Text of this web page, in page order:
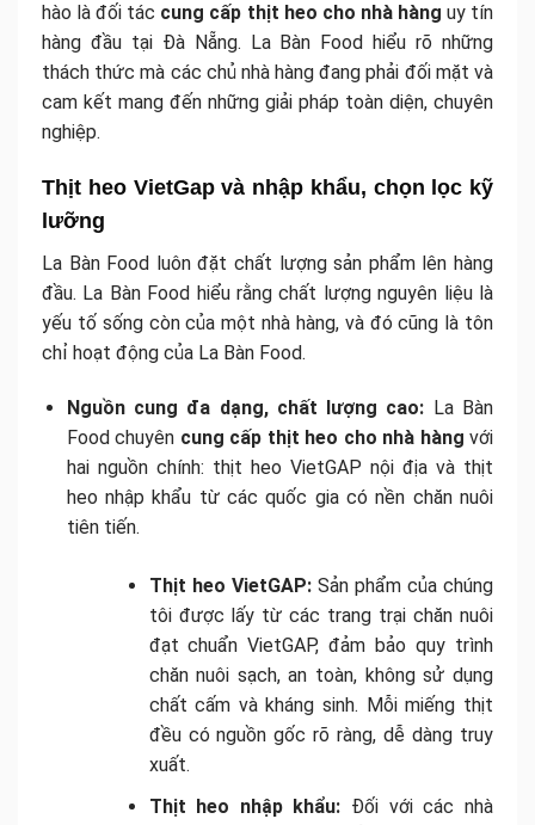
hào là đối tác cung cấp thịt heo cho nhà hàng uy tín
hàng đầu tại Đà Nẵng. La Bàn Food hiểu rõ những
thách thức mà các chủ nhà hàng đang phải đối mặt và
cam kết mang đến những giải pháp toàn diện, chuyên
nghiệp.
Thịt heo VietGap và nhập khẩu, chọn lọc kỹ
lưỡng
La Bàn Food luôn đặt chất lượng sản phẩm lên hàng
đầu. La Bàn Food hiểu rằng chất lượng nguyên liệu là
yếu tố sống còn của một nhà hàng, và đó cũng là tôn
chỉ hoạt động của La Bàn Food.
Nguồn cung đa dạng, chất lượng cao: La Bàn
Food chuyên cung cấp thịt heo cho nhà hàng với
hai nguồn chính: thịt heo VietGAP nội địa và thịt
heo nhập khẩu từ các quốc gia có nền chăn nuôi
tiên tiến.
Thịt heo VietGAP:Sản phẩm của chúng
tôi được lấy từ các trang trại chăn nuôi
đạt chuẩn VietGAP, đảm bảo quy trình
chăn nuôi sạch, an toàn, không sử dụng
chất cấm và kháng sinh. Mỗi miếng thịt
đều có nguồn gốc rõ ràng, dễ dàng truy
xuất.
Thịt heo nhập khẩu: Đối với các nhà